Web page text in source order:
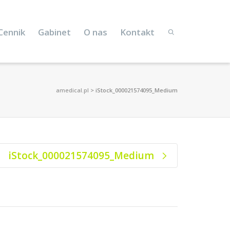
Gabinet O nas Kontakt
amedical.pl > iStock_000021574095_Medium
iStock_000021574095_Medium